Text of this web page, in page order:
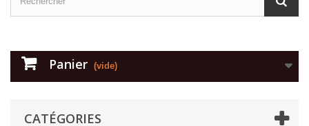
Panier (vide)
CATÉGORIES